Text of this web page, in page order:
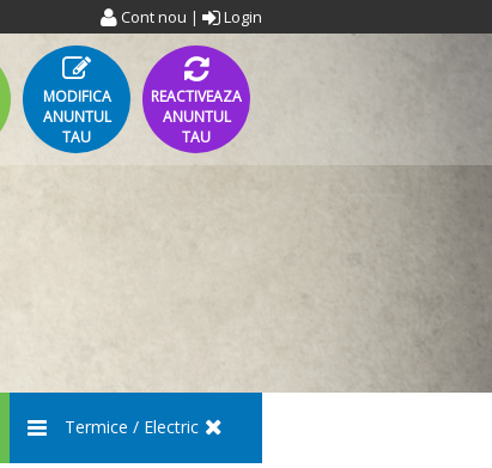
Cont nou | Login
MODIFICA
ANUNTUL
TAU
REACTIVEAZA
ANUNTUL
TAU
Termice / Electric